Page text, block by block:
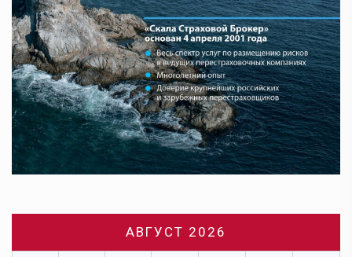
АВГУСТ 2026